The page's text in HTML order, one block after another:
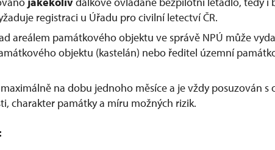
registraci u Úřadu pro civilní letectví ČR.
areálem památkového objektu ve správě NPÚ může
objektu (kastelán) nebo ředitel územní
na dobu jednoho měsíce a je vždy posuzován s
charakter památky a míru možných rizik.